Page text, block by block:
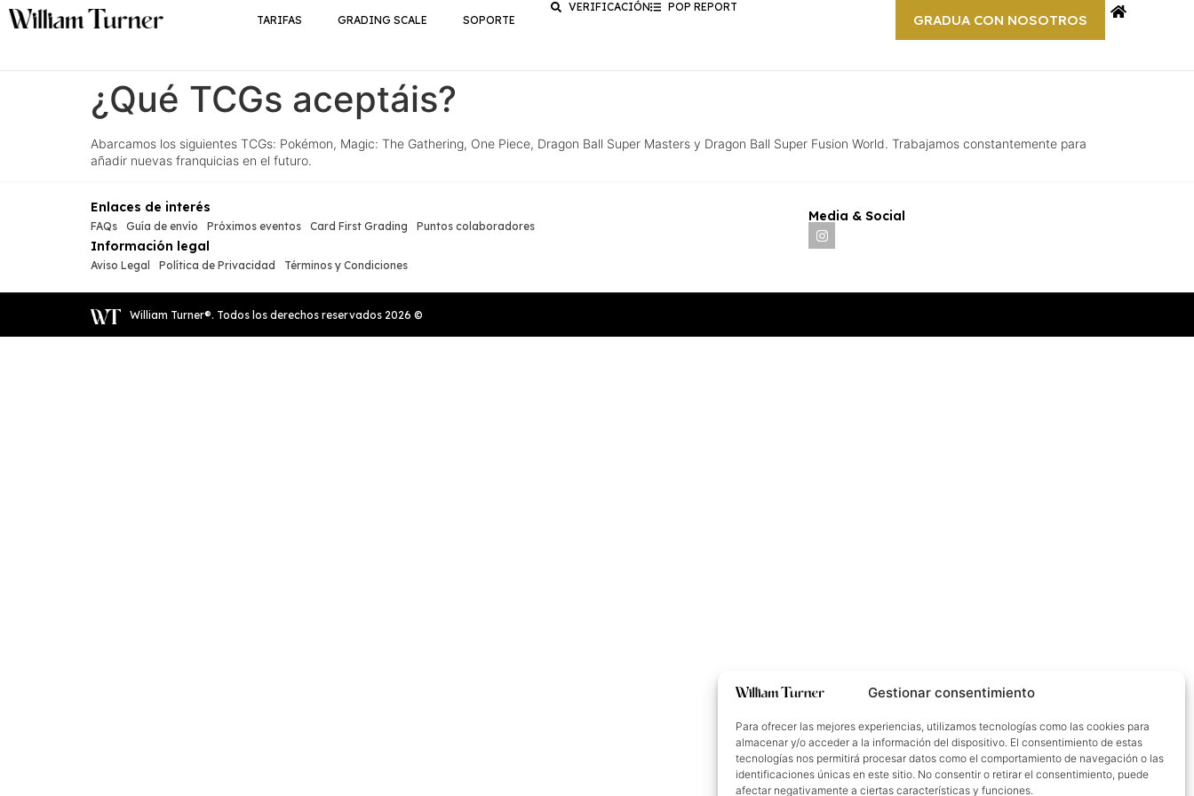
Gestionar consentimiento
Para ofrecer las mejores experiencias, utilizamos tecnologías como las cookies para
almacenar y/o acceder a la información del dispositivo. El consentimiento de estas
tecnologías nos permitirá procesar datos como el comportamiento de navegación o las
identificaciones únicas en este sitio. No consentir o retirar el consentimiento, puede
afectar negativamente a ciertas características y funciones.
TARIFAS GRADING SCALE SOPORTE
VERIFICACIÓN POP REPORT
GRADUA CON NOSOTROS
¿Qué TCGs aceptáis?
Abarcamos los siguientes TCGs: Pokémon, Magic: The Gathering, One Piece, Dragon Ball Super Masters y Dragon Ball Super Fusion World. Trabajamos constantemente para
añadir nuevas franquicias en el futuro.
Enlaces de interés
FAQs Guía de envío Próximos eventos Card First Grading Puntos colaboradores
Información legal
Aviso Legal Política de Privacidad Términos y Condiciones
Media & Social
William Turner®. Todos los derechos reservados 2026 ©